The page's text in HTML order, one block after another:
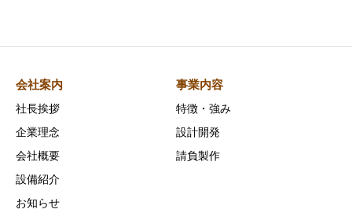
会社案内
社長挨拶
企業理念
会社概要
設備紹介
お知らせ
事業内容
特徴・強み
設計開発
請負製作